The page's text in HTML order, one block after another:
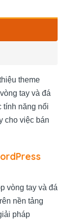
theme
tay và đá
tính năng nổi
cho việc bán
vòng tay và đá
nền tảng
pháp